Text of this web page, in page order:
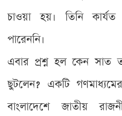
চাওয়া হয়। তিনি
পারেননি।
এবার প্রশ্ন হল কেন সাত
ছুটলেন? একটি
বাংলাদেশে জাতীয়